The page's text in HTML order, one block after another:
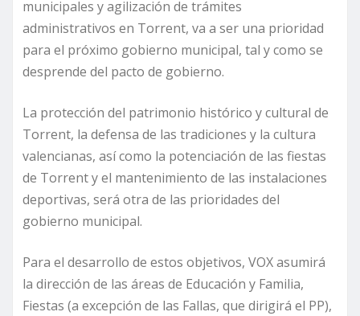
municipales y agilización de trámites
administrativos en Torrent, va a ser una prioridad
para el próximo gobierno municipal, tal y como se
desprende del pacto de gobierno.
La protección del patrimonio histórico y cultural de
Torrent, la defensa de las tradiciones y la cultura
valencianas, así como la potenciación de las fiestas
de Torrent y el mantenimiento de las instalaciones
deportivas, será otra de las prioridades del
gobierno municipal.
Para el desarrollo de estos objetivos, VOX asumirá
la dirección de las áreas de Educación y Familia,
Fiestas (a excepción de las Fallas, que dirigirá el PP),